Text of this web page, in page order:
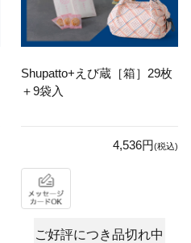
Shupatto+えび蔵［箱］29枚
＋9袋入
4,536円(税込)
ご好評につき品切れ中